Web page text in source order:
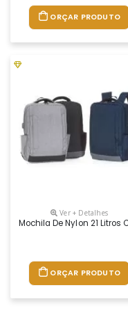
ORÇAR PRODUTO
Ver + Detalhes
Mochila De Nylon 21
ORÇAR PRODUTO